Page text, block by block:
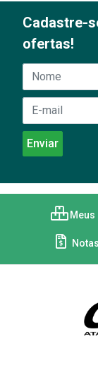
Cadastre-
ofertas!
Meus